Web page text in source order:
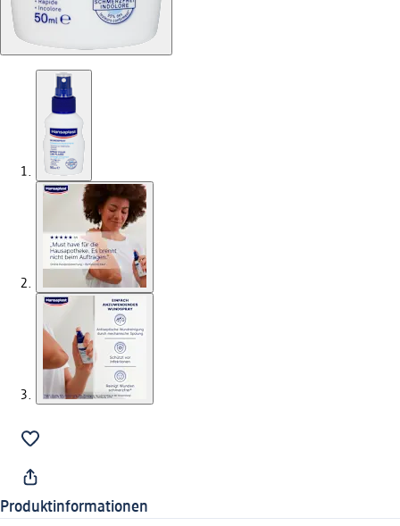
Produktinformationen